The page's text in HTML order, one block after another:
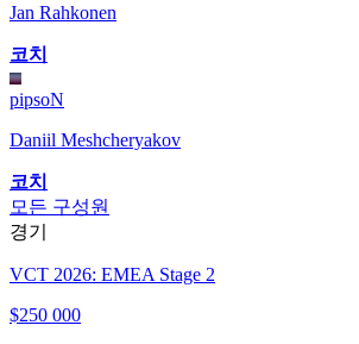
Jan Rahkonen
코치
pipsoN
Daniil Meshcheryakov
코치
모든 구성원
경기
VCT 2026: EMEA Stage 2
$250 000